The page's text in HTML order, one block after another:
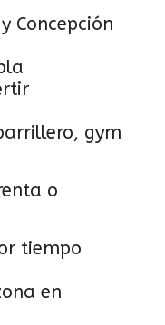
Concepción
gym
o
tiempo
en